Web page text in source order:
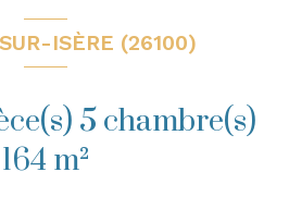
ISÈRE (26100)
164 m²